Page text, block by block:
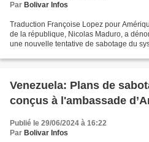
Par Bolivar Infos
Traduction Françoise Lopez pour
de la république, Nicolas Maduro, a
une nouvelle tentative de sabotage du
Venezuela: Plans de
conçus à l'ambassade
Publié le 29/06/2024 à 16:22
Par Bolivar Infos